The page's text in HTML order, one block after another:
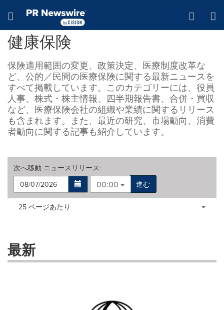
Hamburger menu
健康保険
保険適用範囲の変更、政策決定、医療制度改革な
ど、公的／民間の医療保険に関する最新ニュースを
すべて掲載しています。このカテゴリーには、役員
人事、株式・株主情報、四半期報告書、合併・買収
など、医療保険会社の組織や業績に関するリリース
も含まれます。また、最近の研究、市場動向、消費
者動向に関する記事も紹介しています。
次へ移動 ニュースリリース:
00:00
進む
Making
these
dropdown
will
Items per page:
25 ページあたり
最新